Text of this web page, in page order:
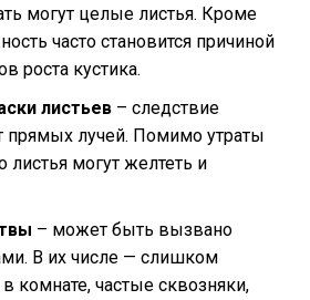
могут целые листья. Кроме
часто становится причиной
роста кустика.
листьев – следствие
прямых лучей. Помимо утраты
листья могут желтеть и
– может быть вызвано
В их числе — слишком
комнате, частые сквозняки,